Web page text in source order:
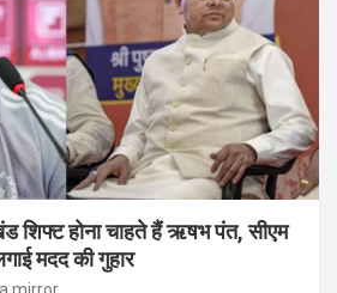
शिफ्ट होना चाहते हैं ऋषभ पंत, सीएम
मदद की गुहार